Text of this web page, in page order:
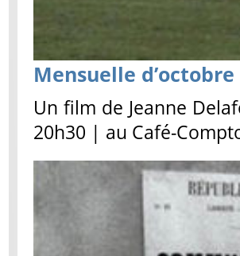
Mensuelle
Un film de Jeanne
20h30 | au Café-